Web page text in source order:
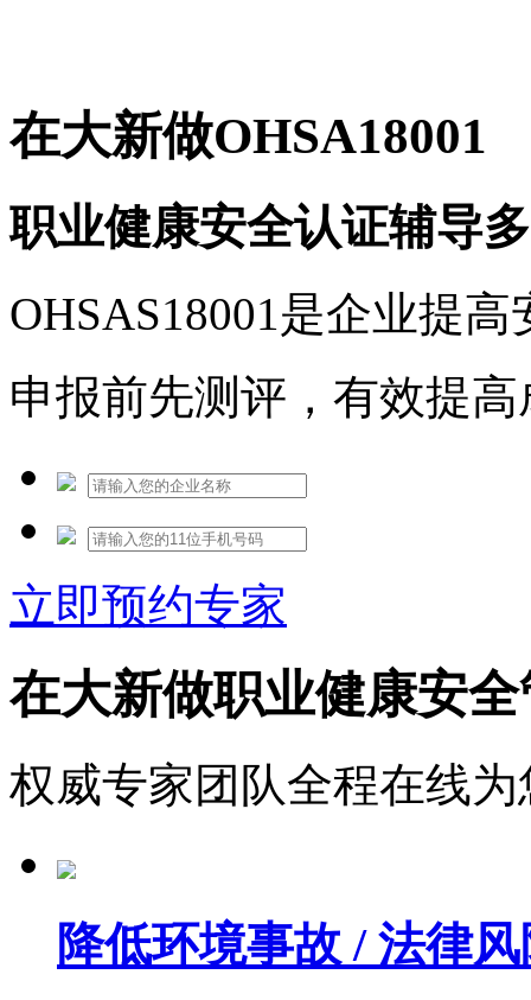
在大新做OHSA18001
职业健康安全认证辅导
OHSAS18001是企业提
申报前先测评，有效提
立即预约专家
在大新做职业健康安
权威专家团队全程在线
降低环境事故 / 法律